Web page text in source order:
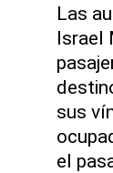
Las
Israel
sus
el